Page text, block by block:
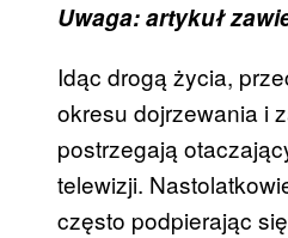
Uwaga: artykuł
Idąc drogą życia,
okresu dojrzewania i
postrzegają
telewizji.
często podpierając